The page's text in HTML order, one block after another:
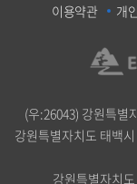
이용약관 개
(우:26043) 강원특별
강원특별자치도 태백
강원특별자치